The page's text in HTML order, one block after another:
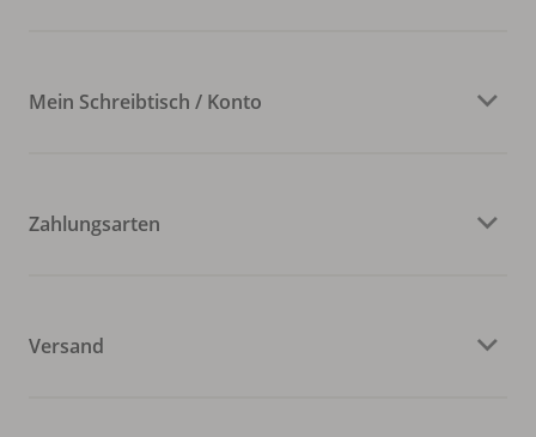
Mein Schreibtisch / Konto
Zahlungsarten
Versand